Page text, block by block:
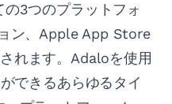
3つのプラットフォ
ン、Apple App Store
れます。Adaloを使用
できるあらゆるタイ